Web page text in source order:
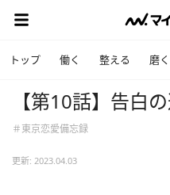
トップ 働く 整える 磨く
【第10話】告白
＃東京恋愛備忘録
更新: 2023.04.03